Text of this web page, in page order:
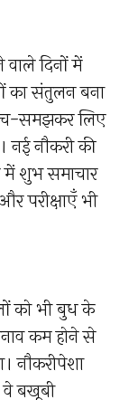
दिनों में
का संतुलन बना
समझकर लिए
नई नौकरी की
शुभ समाचार
परीक्षाएँ भी
को भी बुध के
कम होने से
नौकरीपेशा
वे बखूबी